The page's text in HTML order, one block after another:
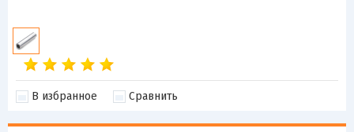
В избранное Сравнить